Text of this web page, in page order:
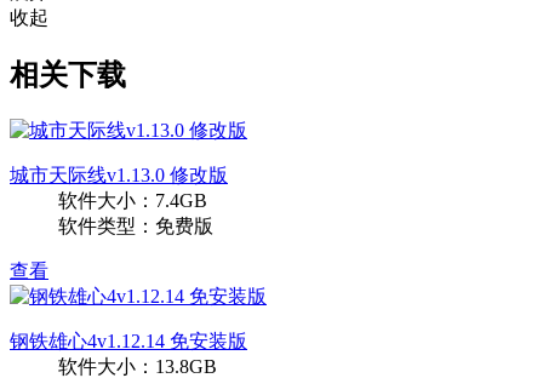
收起
相关下载
城市天际线v1.13.0 修改版
软件大小：7.4GB
软件类型：免费版
查看
钢铁雄心4v1.12.14 免安装版
软件大小：13.8GB